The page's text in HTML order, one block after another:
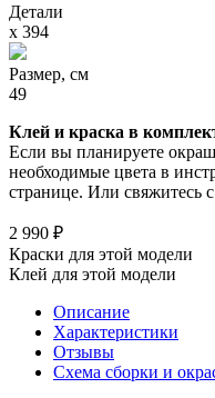
Детали
х 394
Размер, см
49
Клей и краска в
Если вы планируете
необходимые цвета в
странице. Или свяжитесь
2 990 ₽
Краски для этой модели
Клей для этой модели
Описание
Характеристики
Отзывы
Схема сборки и